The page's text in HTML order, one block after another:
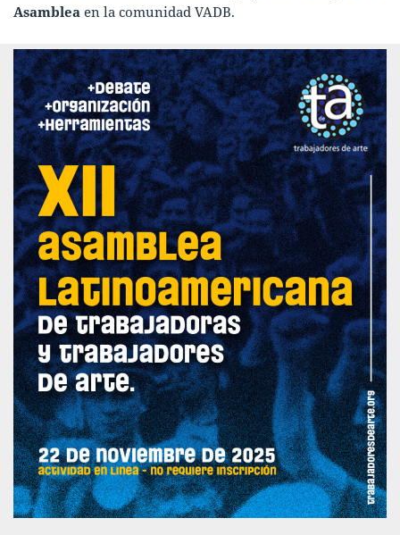
Asamblea en la comunidad VADB.